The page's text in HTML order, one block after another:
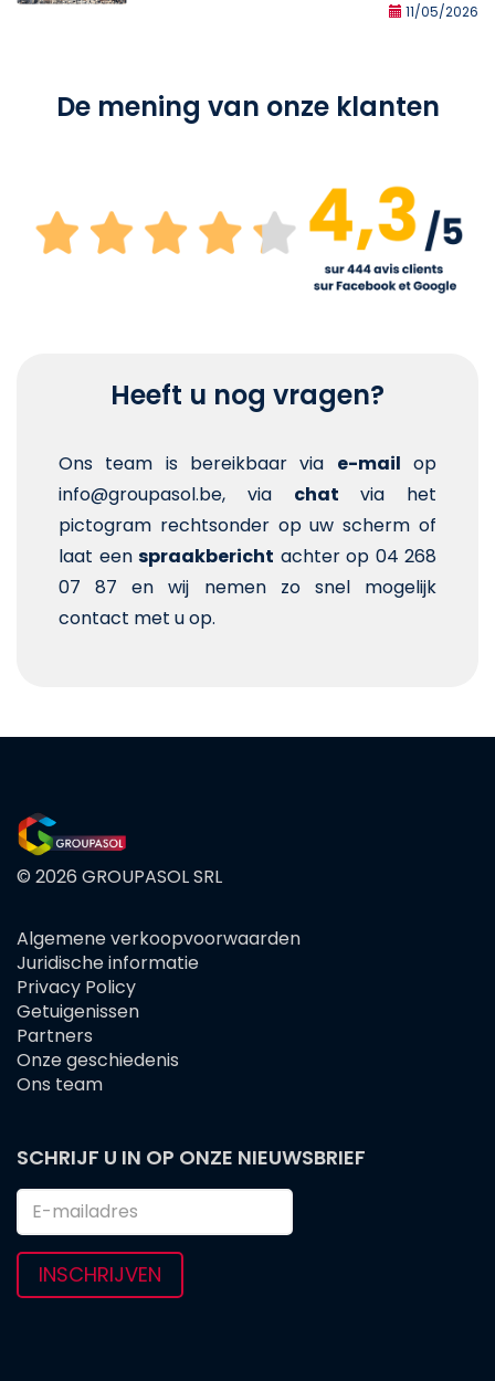
11/05/2026
De mening van onze klanten
Heeft u nog vragen?
Ons team is bereikbaar via e-mail op
info@groupasol.be, via chat via het
pictogram rechtsonder op uw scherm of
laat een spraakbericht achter op 04 268
07 87 en wij nemen zo snel mogelijk
contact met u op.
© 2026 GROUPASOL SRL
FOOTER
MENU
Algemene verkoopvoorwaarden
Juridische informatie
Privacy Policy
Getuigenissen
Partners
Onze geschiedenis
Ons team
SCHRIJF U IN OP ONZE NIEUWSBRIEF
INSCHRIJVEN